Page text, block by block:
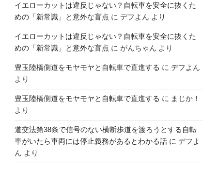
イエローカットは違反じゃない？自転車を安全に抜くた
めの「新常識」と意外な盲点 に デフよん より
イエローカットは違反じゃない？自転車を安全に抜くた
めの「新常識」と意外な盲点 に がんちゃん より
豊玉陸橋側道をモヤモヤと自転車で直進する に デフよん
より
豊玉陸橋側道をモヤモヤと自転車で直進する に まじか！
より
道交法第38条で信号のない横断歩道を渡ろうとする自転
車がいたら車両には停止義務があるとわかる話 に デフよ
ん より